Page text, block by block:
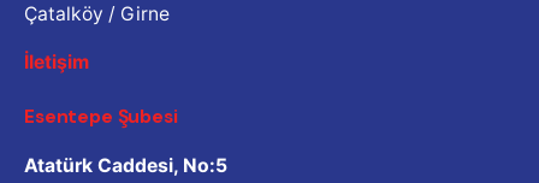
Çatalköy / Girne
İletişim
Esentepe Şubesi
Atatürk Caddesi, No:5